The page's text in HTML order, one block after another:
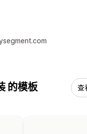
的模板 查